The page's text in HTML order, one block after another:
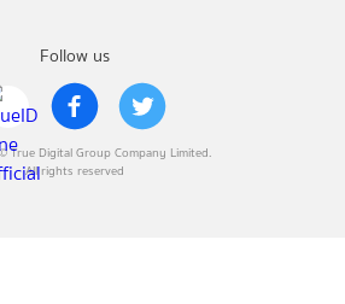
Follow us
True Digital Group Company Limited.
All rights reserved